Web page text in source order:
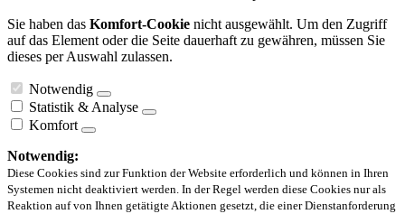
Sie haben das Komfort-Cookie nicht ausgewählt. Um den Zugriff
auf das Element oder die Seite dauerhaft zu gewähren, müssen Sie
dieses per Auswahl zulassen.
Notwendig
Statistik & Analyse
Komfort
Notwendig:
Diese Cookies sind zur Funktion der Website erforderlich und können in Ihren
Systemen nicht deaktiviert werden. In der Regel werden diese Cookies nur als
Reaktion auf von Ihnen getätigte Aktionen gesetzt, die einer Dienstanforderung